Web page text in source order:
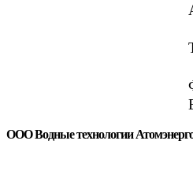
ООО Водные технологии